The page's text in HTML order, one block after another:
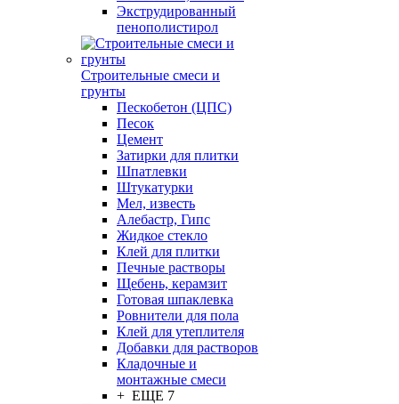
Экструдированный
пенополистирол
Строительные смеси и
грунты
Пескобетон (ЦПС)
Песок
Цемент
Затирки для плитки
Шпатлевки
Штукатурки
Мел, известь
Алебастр, Гипс
Жидкое стекло
Клей для плитки
Печные растворы
Щебень, керамзит
Готовая шпаклевка
Ровнители для пола
Клей для утеплителя
Добавки для растворов
Кладочные и
монтажные смеси
+ ЕЩЕ 7